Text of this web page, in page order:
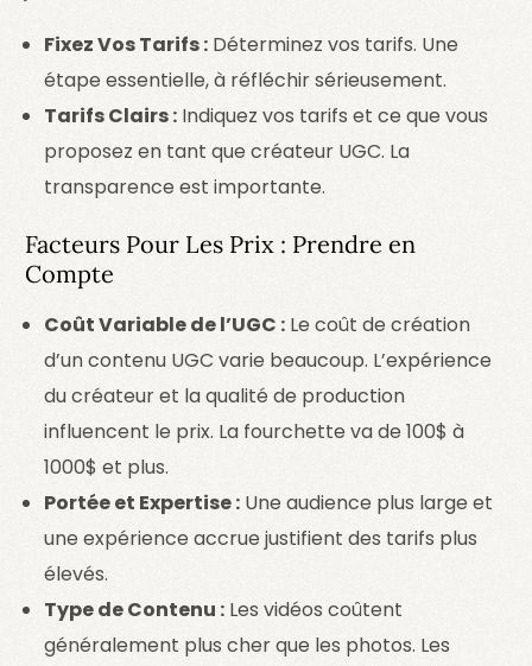
Fixez Vos Tarifs : Déterminez vos tarifs. Une
étape essentielle, à réfléchir sérieusement.
Tarifs Clairs : Indiquez vos tarifs et ce que vous
proposez en tant que créateur UGC. La
transparence est importante.
Facteurs Pour Les Prix : Prendre en
Compte
Coût Variable de l’UGC : Le coût de création
d’un contenu UGC varie beaucoup. L’expérience
du créateur et la qualité de production
influencent le prix. La fourchette va de 100$ à
1000$ et plus.
Portée et Expertise : Une audience plus large et
une expérience accrue justifient des tarifs plus
élevés.
Type de Contenu : Les vidéos coûtent
généralement plus cher que les photos. Les